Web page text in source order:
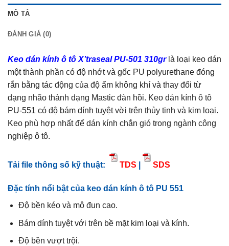
MÔ TẢ
ĐÁNH GIÁ (0)
Keo dán kính ô tô X’traseal PU-501 310grlà loại keo dán
một thành phần có độ nhớt và gốc PU polyurethane đóng
rắn bằng tác động của độ ẩm không khí và thay đổi từ
dạng nhão thành dạng Mastic đàn hồi. Keo dán kính ô tô
PU-551 có độ bám dính tuyệt vời trên thủy tinh và kim loại.
Keo phù hợp nhất để dán kính chắn gió trong ngành công
nghiệp ô tô.
Tải file thông số kỹ thuật: TDS SDS
Đặc tính nổi bật của keo dán kính ô tô PU 551
Độ bền kéo và mô đun cao.
Bám dính tuyệt với trên bề mặt kim loại và kính.
Độ bền vượt trội.